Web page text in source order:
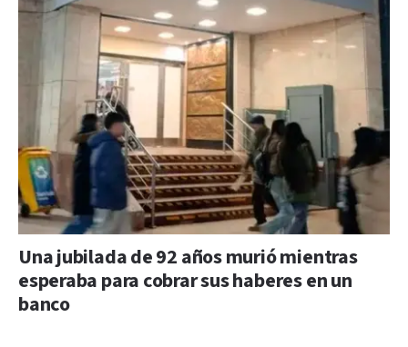
Una jubilada de 92 años murió mientras
esperaba para cobrar sus haberes en un
banco